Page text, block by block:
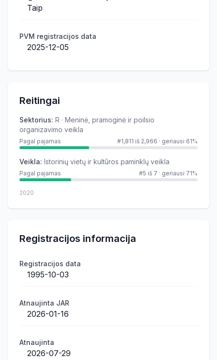
Taip
PVM registracijos data
2025-12-05
Reitingai
Sektorius: R · Meninė, pramoginė ir poilsio
organizavimo veikla
Pagal pajamas #1,811 iš 2,966 · geriausi 61%
Veikla: Istorinių vietų ir kultūros paminklų veikla
Pagal pajamas #5 iš 7 · geriausi 71%
2020
Registracijos informacija
Registracijos data
1995-10-03
Atnaujinta JAR
2026-01-16
Atnaujinta
2026-07-29